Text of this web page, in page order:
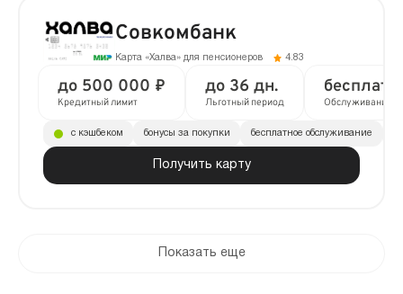
Совкомбанк
Карта «Халва» для пенсионеров 4.83
до 500 000 ₽
Кредитный лимит
до 36 дн.
Льготный период Обслуживание
Получить карту
с кэшбеком бонусы за покупки бесплатное обслуживание
Показать еще